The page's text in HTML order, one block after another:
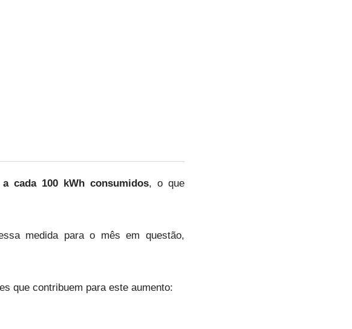
a cada 100 kWh consumidos, o que
medida para o mês em questão,
que contribuem para este aumento: